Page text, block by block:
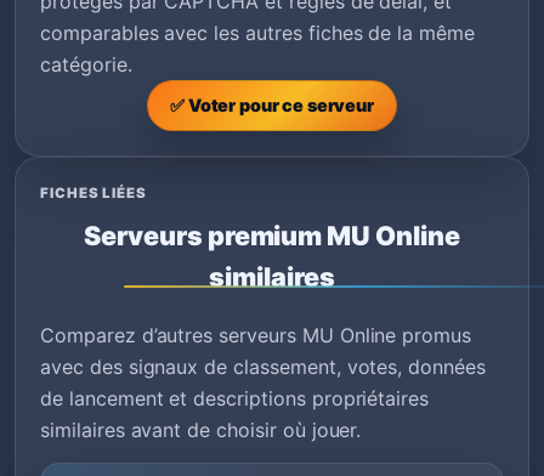
comparables avec les autres fiches de la même
catégorie.
✅ Voter pour ce serveur
FICHES LIÉES
Serveurs premium MU Online
similaires
Comparez d’autres serveurs MU Online promus
avec des signaux de classement, votes, données
de lancement et descriptions propriétaires
similaires avant de choisir où jouer.